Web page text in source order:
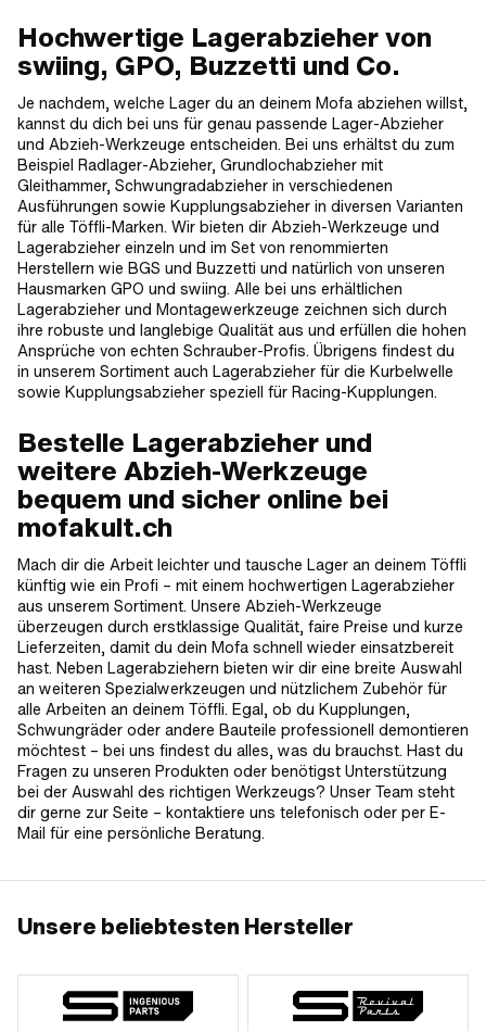
Hochwertige Lagerabzieher von
swiing, GPO, Buzzetti und Co.
Je nachdem, welche Lager du an deinem Mofa abziehen willst,
kannst du dich bei uns für genau passende Lager-Abzieher
und Abzieh-Werkzeuge entscheiden. Bei uns erhältst du zum
Beispiel Radlager-Abzieher, Grundlochabzieher mit
Gleithammer, Schwungradabzieher in verschiedenen
Ausführungen sowie Kupplungsabzieher in diversen Varianten
für alle Töffli-Marken. Wir bieten dir Abzieh-Werkzeuge und
Lagerabzieher einzeln und im Set von renommierten
Herstellern wie BGS und Buzzetti und natürlich von unseren
Hausmarken GPO und swiing. Alle bei uns erhältlichen
Lagerabzieher und Montagewerkzeuge zeichnen sich durch
ihre robuste und langlebige Qualität aus und erfüllen die hohen
Ansprüche von echten Schrauber-Profis. Übrigens findest du
in unserem Sortiment auch Lagerabzieher für die Kurbelwelle
sowie Kupplungsabzieher speziell für Racing-Kupplungen.
Bestelle Lagerabzieher und
weitere Abzieh-Werkzeuge
bequem und sicher online bei
mofakult.ch
Mach dir die Arbeit leichter und tausche Lager an deinem Töffli
künftig wie ein Profi – mit einem hochwertigen Lagerabzieher
aus unserem Sortiment. Unsere Abzieh-Werkzeuge
überzeugen durch erstklassige Qualität, faire Preise und kurze
Lieferzeiten, damit du dein Mofa schnell wieder einsatzbereit
hast. Neben Lagerabziehern bieten wir dir eine breite Auswahl
an weiteren Spezialwerkzeugen und nützlichem Zubehör für
alle Arbeiten an deinem Töffli. Egal, ob du Kupplungen,
Schwungräder oder andere Bauteile professionell demontieren
möchtest – bei uns findest du alles, was du brauchst. Hast du
Fragen zu unseren Produkten oder benötigst Unterstützung
bei der Auswahl des richtigen Werkzeugs? Unser Team steht
dir gerne zur Seite – kontaktiere uns telefonisch oder per E-
Mail für eine persönliche Beratung.
Unsere beliebtesten Hersteller